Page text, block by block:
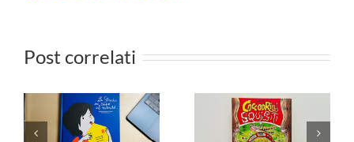
Post correlati
COCCODRILLI
pronti a
creare il
FAVOLOSE
FAVOLE DI
ESOPO